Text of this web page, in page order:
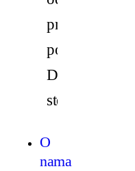
prema
potrošačima!
Divni
ste!”
O
nama